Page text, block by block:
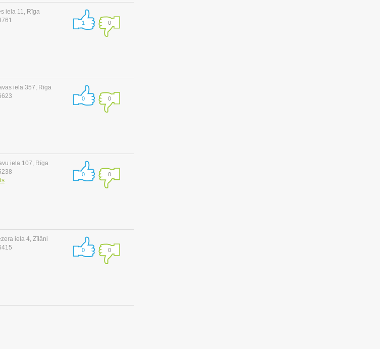
iela 11, Rīga
1 0
iela 357, Rīga
0 0
iela 107, Rīga
0 0
iela 4, Zīlāni
0 0